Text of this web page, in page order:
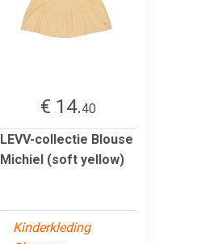
€ 14.40
LEVV-collectie Blouse
Michiel (soft yellow)
Kinderkleding